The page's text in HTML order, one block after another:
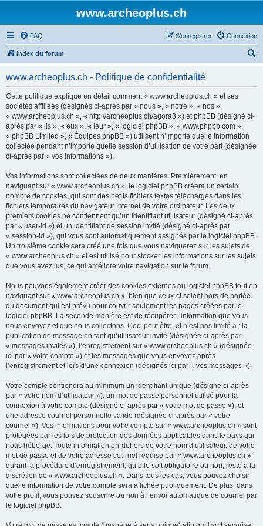
www.archeoplus.ch
FAQ Connexion
S’enregistrer
Index du forum
www.archeoplus.ch - Politique de confidentialité
Cette politique explique en détail comment « www.archeoplus.ch » et ses
sociétés affiliées (désignés ci-après par « nous », « notre », « nos »,
« www.archeoplus.ch », « http://archeoplus.ch/agora3 ») et phpBB (désigné ci-
après par « ils », « eux », « leur », « logiciel phpBB », « www.phpbb.com »,
« phpBB Limited », « Équipes phpBB ») utilisent n’importe quelle information
collectée pendant n’importe quelle session d’utilisation de votre part (désignée
ci-après par « vos informations »).
Vos informations sont collectées de deux manières. Premièrement, en
naviguant sur « www.archeoplus.ch », le logiciel phpBB créera un certain
nombre de cookies, qui sont des petits fichiers textes téléchargés dans les
fichiers temporaires du navigateur Internet de votre ordinateur. Les deux
premiers cookies ne contiennent qu’un identifiant utilisateur (désigné ci-après
par « user-id ») et un identifiant de session invité (désigné ci-après par
« session-id »), qui vous sont automatiquement assignés par le logiciel phpBB.
Un troisième cookie sera créé une fois que vous naviguerez sur les sujets de
« www.archeoplus.ch » et est utilisé pour stocker les informations sur les sujets
que vous avez lus, ce qui améliore votre navigation sur le forum.
Nous pouvons également créer des cookies externes au logiciel phpBB tout en
naviguant sur « www.archeoplus.ch », bien que ceux-ci soient hors de portée
du document qui est prévu pour couvrir seulement les pages créées par le
logiciel phpBB. La seconde manière est de récupérer l’information que vous
nous envoyez et que nous collectons. Ceci peut être, et n’est pas limité à : la
publication de message en tant qu’utilisateur invité (désignée ci-après par
« messages invités »), l’enregistrement sur « www.archeoplus.ch » (désignée
ici par « votre compte ») et les messages que vous envoyez après
l’enregistrement et lors d’une connexion (désignés ici par « vos messages »).
Votre compte contiendra au minimum un identifiant unique (désigné ci-après
par « votre nom d’utilisateur »), un mot de passe personnel utilisé pour la
connexion à votre compte (désigné ci-après par « votre mot de passe »), et
une adresse courriel personnelle valide (désignée ci-après par « votre
courriel »). Vos informations pour votre compte sur « www.archeoplus.ch » sont
protégées par les lois de protection des données applicables dans le pays qui
nous héberge. Toute information en-dehors de votre nom d’utilisateur, de votre
mot de passe et de votre adresse courriel requise par « www.archeoplus.ch »
durant la procédure d’enregistrement, qu’elle soit obligatoire ou non, reste à la
discrétion de « www.archeoplus.ch ». Dans tous les cas, vous pouvez choisir
quelle information de votre compte sera affichée publiquement. De plus, dans
votre profil, vous pouvez souscrire ou non à l’envoi automatique de courriel par
le logiciel phpBB.